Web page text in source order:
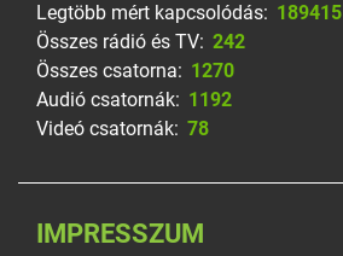
Legtöbb mért kapcsolódás: 189415
Összes rádió és TV: 242
Összes csatorna: 1270
Audió csatornák: 1192
Videó csatornák: 78
IMPRESSZUM